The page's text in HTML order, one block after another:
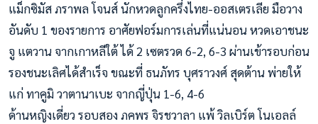
แม็กซิมัส ภราพล โจนส์ นักหวดลูกครึ่งไทย-ออสเตรเลีย มือวาง
อันดับ 1 ของรายการ อาศัยฟอร์มการเล่นที่แน่นอน หวดเอาชนะ
จู แตวาน จากเกาหลีใต้ ได้ 2 เซตรวด 6-2, 6-3 ผ่านเข้ารอบก่อน
รองชนะเลิศได้สำเร็จ ขณะที่ ธนภัทร บุศราวงศ์ สุดต้าน พ่ายให้
แก่ ทาคูมิ วาตานาเบะ จากญี่ปุ่น 1-6, 4-6
ด้านหญิงเดี่ยว รอบสอง ภคพร จิรชวาลา แพ้ วิลเบิร์ต โนเอลล์